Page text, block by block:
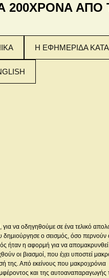
ΑΠΟ
Η ΕΦΗΜΕΡΙΔΑ
να οδηγηθούμε σε ένα τελικό
ο σεισμός, όσο περνούν
ήταν η αφορμή για να
οι βιασμοί, που έχει υποστεί
της. Από εκείνους που μακροχρόνια
και της